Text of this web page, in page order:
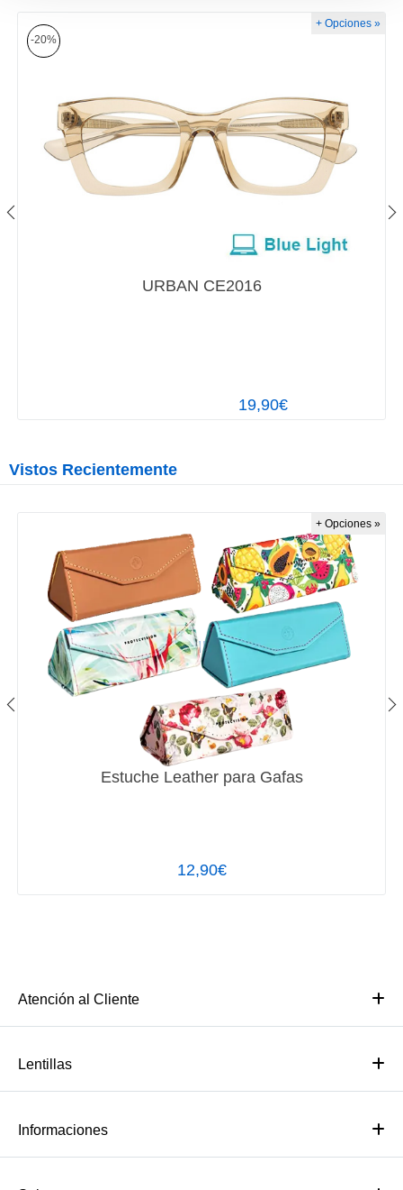
URBAN CE2016
19,90€
-20%
+ Opciones »
Vistos Recientemente
Estuche Leather para Gafas
12,90€
+ Opciones »
Atención al Cliente
Lentillas
Informaciones